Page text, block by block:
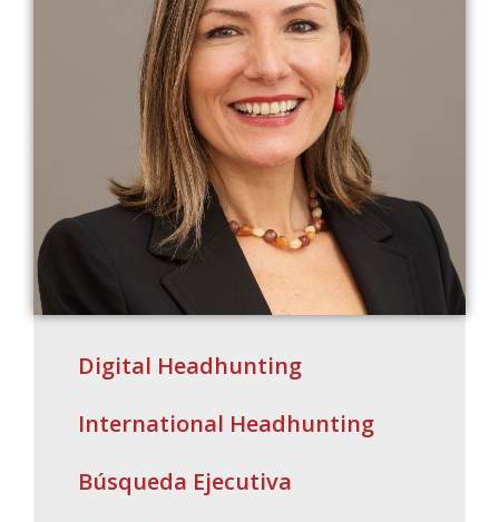
Digital Headhunting
International Headhunting
Búsqueda Ejecutiva